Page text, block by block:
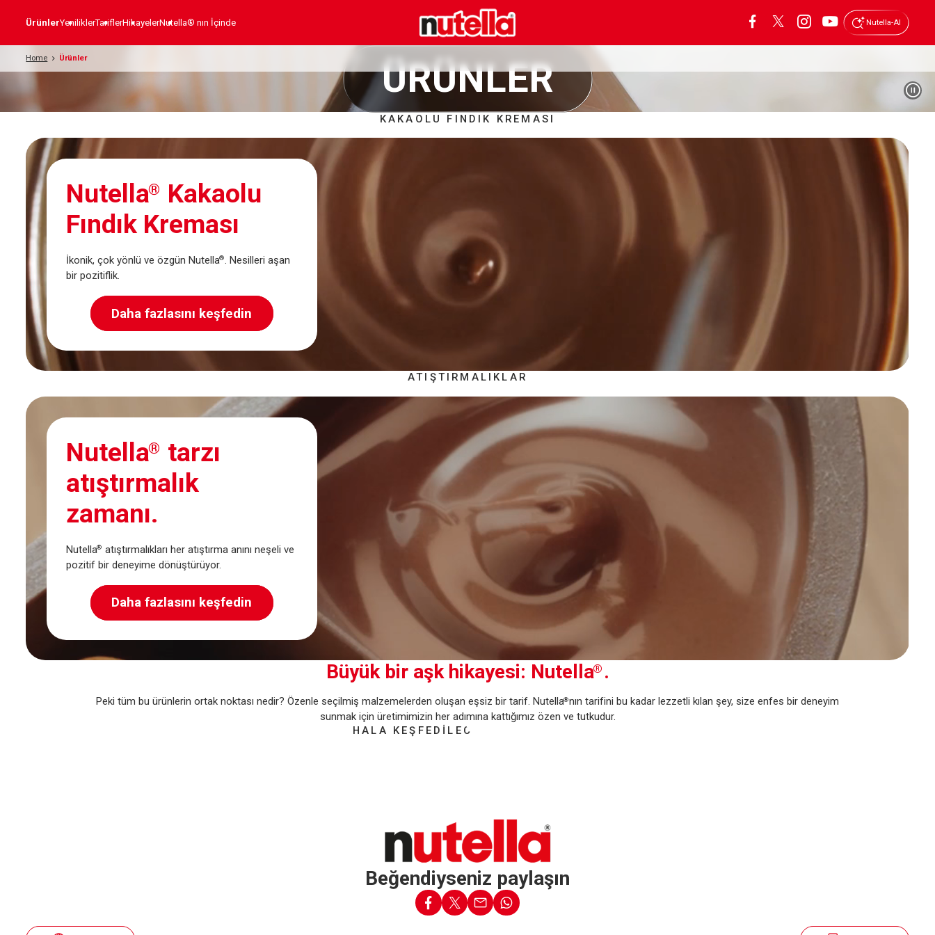
ÜrünlerYeniliklerTariflerHikayelerNutella® nın İçinde Nutella-AI
Home Ürünler ÜRÜNLER
KAKAOLU FINDIK KREMASI
Nutella® Kakaolu
Fındık Kreması
İkonik, çok yönlü ve özgün Nutella®. Nesilleri aşan
bir pozitiflik.
Daha fazlasını keşfedin
ATIŞTIRMALIKLAR
Nutella® tarzı
atıştırmalık
zamanı.
Nutella® atıştırmalıkları her atıştırma anını neşeli ve
pozitif bir deneyime dönüştürüyor.
Daha fazlasını keşfedin
Büyük bir aşk hikayesi: Nutella® .
Peki tüm bu ürünlerin ortak noktası nedir? Özenle seçilmiş malzemelerden oluşan eşsiz bir tarif. Nutella®nın tarifini bu kadar lezzetli kılan şey, size enfes bir deneyim
sunmak için üretimimizin her adımına kattığımız özen ve tutkudur.
HALA KEŞFEDİLECEK ÇOK ŞEY VAR
Nutella®nın İçinde Ne Var?
Beğendiyseniz paylaşın